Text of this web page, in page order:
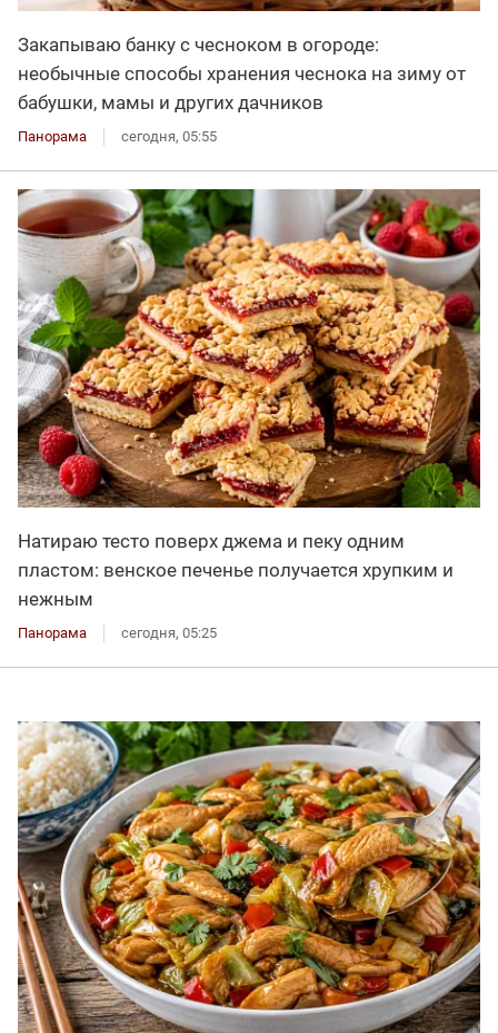
Закапываю банку с чесноком в огороде:
необычные способы хранения чеснока на зиму от
бабушки, мамы и других дачников
Панорама сегодня, 05:55
Натираю тесто поверх джема и пеку одним
пластом: венское печенье получается хрупким и
нежным
Панорама сегодня, 05:25